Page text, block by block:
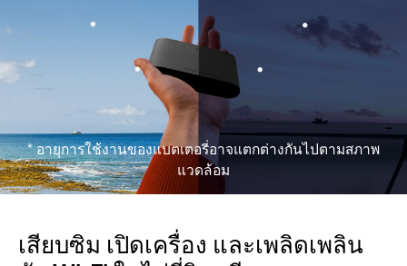
*อายุการใช้งานของแบตเตอรี่อาจแตกต่างกันไปตามสภาพ
แวดล้อม
เสียบซิม เปิดเครื่อง และเพลิดเพลิน